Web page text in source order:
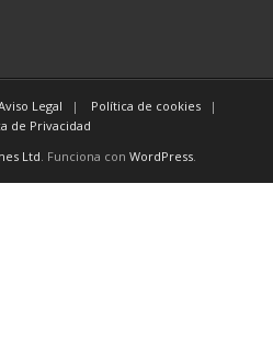
Legal
Política de cookies
de Privacidad
Ltd . Funciona con WordPress